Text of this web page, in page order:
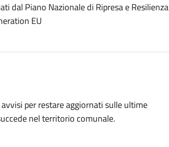
dal Piano Nazionale di Ripresa e Resilienza
EU
per restare aggiornati sulle ultime
nel territorio comunale.